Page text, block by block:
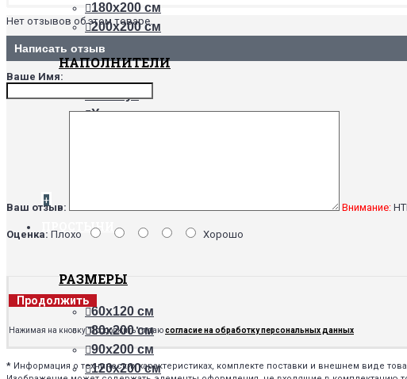
180х200 см
200х200 см
НАПОЛНИТЕЛИ
Бамбук
Хлопок
+
ПРОСТЫНИ
РАЗМЕРЫ
60х120 см
80х200 см
90х200 см
120х200 см
Нет отзывов об этом товаре.
Написать отзыв
Ваше Имя:
Ваш отзыв: Внимание:
Оценка: Плохо Хорошо
Продолжить
Нажимая на кнопку "Продолжить", я даюсогласие на обработку персональных данных
* Информация о технических характеристиках, комплекте поставки и внешнем виде